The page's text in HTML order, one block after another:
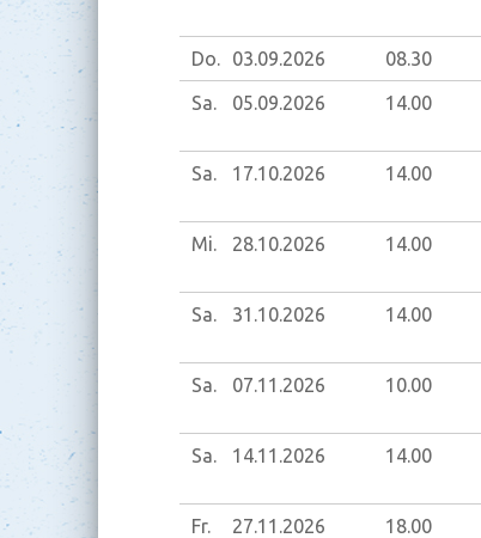
Do. 03.09.2026 08.30
Sa. 05.09.2026 14.00
Sa. 17.10.2026 14.00
Mi. 28.10.2026 14.00
Sa. 31.10.2026 14.00
Sa. 07.11.2026 10.00
Sa. 14.11.2026 14.00
Fr. 27.11.2026 18.00